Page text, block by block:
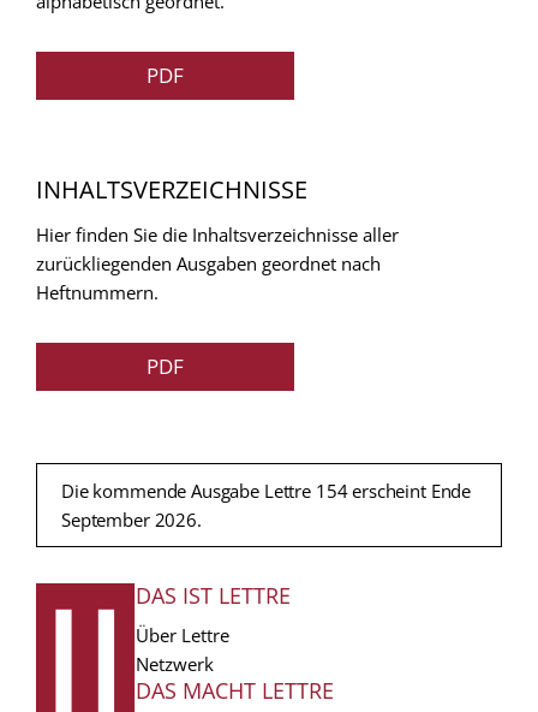
PDF
INHALTSVERZEICHNISSE
Hier finden Sie die Inhaltsverzeichnisse aller
zurückliegenden Ausgaben geordnet nach
Heftnummern.
PDF
Die kommende Ausgabe Lettre 154 erscheint Ende
September 2026.
FUSSZEILE
DAS IST LETTRE
Über Lettre
Netzwerk
DAS MACHT LETTRE